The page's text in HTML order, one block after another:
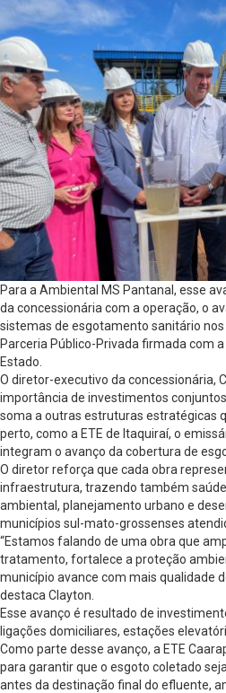
Para a Ambiental MS Pantanal, esse
da concessionária com a operação, o
sistemas de esgotamento sanitário
Parceria Público-Privada firmada com
Estado.
O diretor-executivo da concessionária,
importância de investimentos
soma a outras estruturas estratégicas
perto, como a ETE de Itaquiraí, o
integram o avanço da cobertura de
O diretor reforça que cada obra
infraestrutura, trazendo também
ambiental, planejamento urbano e
municípios sul-mato-grossenses
“Estamos falando de uma obra que
tratamento, fortalece a proteção
município avance com mais qualidade
destaca Clayton.
Esse avanço é resultado de
ligações domiciliares, estações
Como parte desse avanço, a ETE
para garantir que o esgoto coletado
antes da destinação final do efluente,